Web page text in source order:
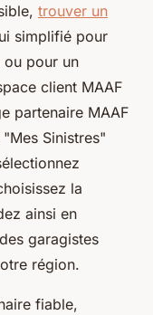
trouver un
simplifié pour
ou pour un
client MAAF
partenaire MAAF
Sinistres"
la
ainsi en
garagistes
région.
fiable,